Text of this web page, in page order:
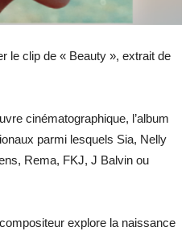
le clip de « Beauty », extrait de
cinématographique, l’album
parmi lesquels Sia, Nelly
Rema, FKJ, J Balvin ou
explore la naissance